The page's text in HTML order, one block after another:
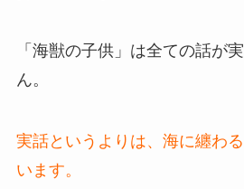
「海獣の子供」は全ての話が
ん。
実話というよりは、海に纏わ
います。